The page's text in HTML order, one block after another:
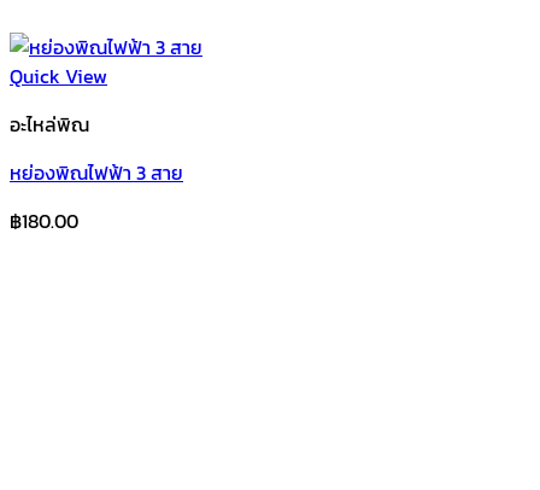
Quick View
อะไหล่พิณ
หย่องพิณไฟฟ้า 3 สาย
฿180.00